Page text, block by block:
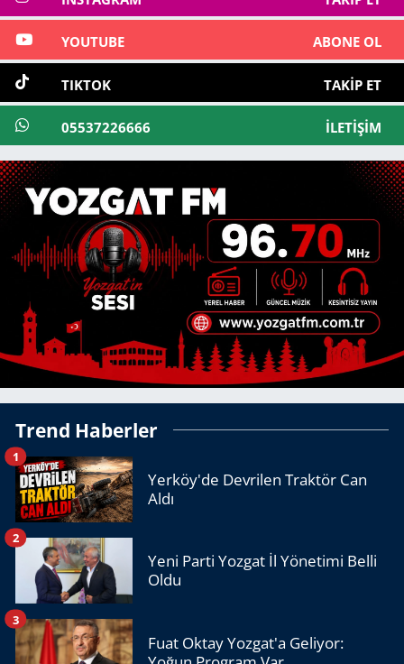
YOUTUBE ABONE OL
TIKTOK TAKIP ET
05537226666 İLETIŞIM
Trend Haberler
Yerköy'de Devrilen Traktör Can
Aldı
1
Yeni Parti Yozgat İl Yönetimi Belli
Oldu
2
Fuat Oktay Yozgat'a Geliyor:
3